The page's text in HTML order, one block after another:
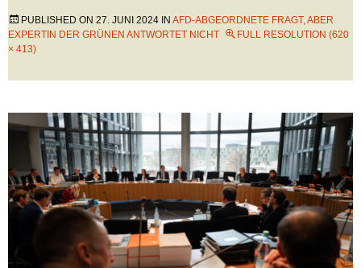
PUBLISHED ON 27. JUNI 2024 IN AFD-ABGEORDNETE FRAGT, ABER
EXPERTIN DER GRÜNEN ANTWORTET NICHT
FULL RESOLUTION (620
× 413)